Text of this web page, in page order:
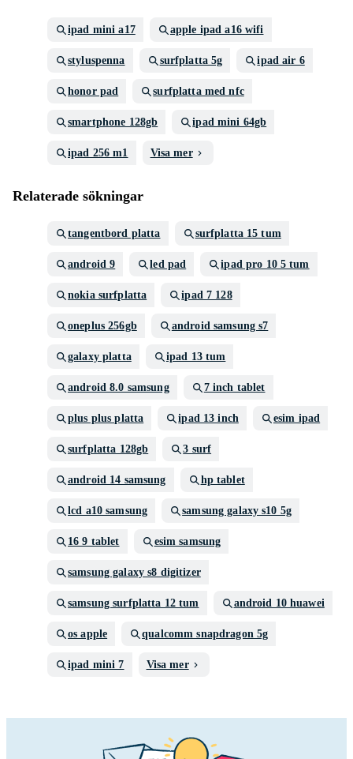
ipad mini a17 apple ipad a16 wifi
styluspenna surfplatta 5g ipad air 6
honor pad surfplatta med nfc
smartphone 128gb ipad mini 64gb
ipad 256 m1 Visa mer
Relaterade sökningar
tangentbord platta surfplatta 15 tum
android 9 led pad ipad pro 10 5 tum
nokia surfplatta ipad 7 128
oneplus 256gb android samsung s7
galaxy platta ipad 13 tum
android 8.0 samsung 7 inch tablet
plus plus platta ipad 13 inch esim ipad
surfplatta 128gb 3 surf
android 14 samsung hp tablet
lcd a10 samsung samsung galaxy s10 5g
16 9 tablet esim samsung
samsung galaxy s8 digitizer
samsung surfplatta 12 tum android 10 huawei
os apple qualcomm snapdragon 5g
ipad mini 7 Visa mer